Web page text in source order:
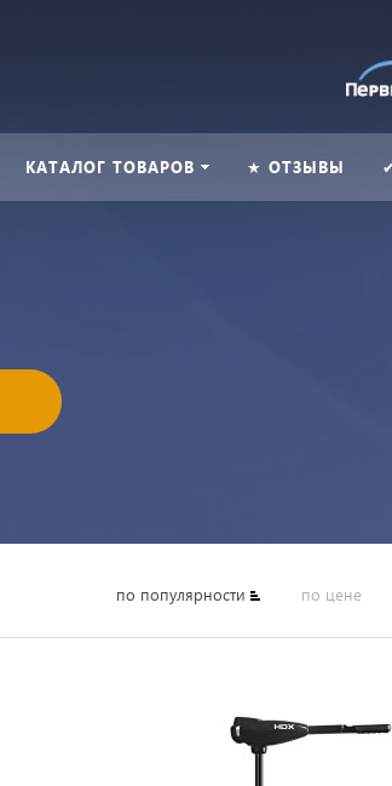
КАТАЛОГ ТОВАРОВ ★ ОТЗЫВЫ
по популярности по цене